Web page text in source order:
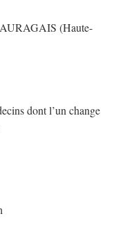
(Haute-
dont l’un change